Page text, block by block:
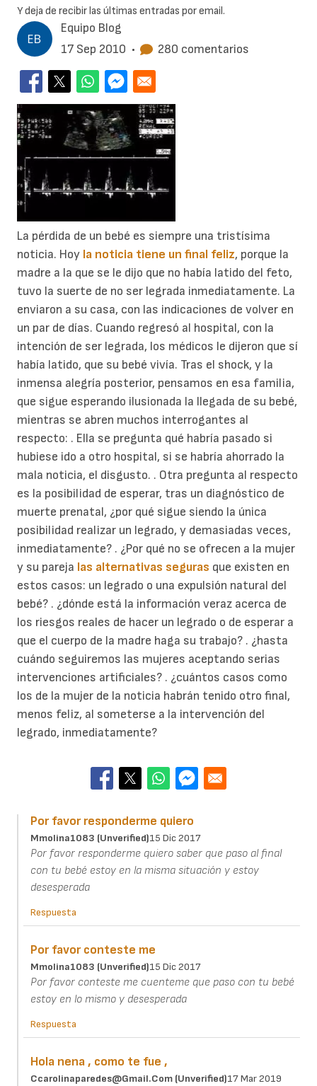
Equipo Blog
17 Sep 2010 • 280 comentarios
La pérdida de un bebé es siempre una tristísima
noticia. Hoy la noticia tiene un final feliz, porque la
madre a la que se le dijo que no había latido del feto,
tuvo la suerte de no ser legrada inmediatamente. La
enviaron a su casa, con las indicaciones de volver en
un par de días. Cuando regresó al hospital, con la
intención de ser legrada, los médicos le dijeron que sí
había latido, que su bebé vivía. Tras el shock, y la
inmensa alegría posterior, pensamos en esa familia,
que sigue esperando ilusionada la llegada de su bebé,
mientras se abren muchos interrogantes al
respecto: . Ella se pregunta qué habría pasado si
hubiese ido a otro hospital, si se habría ahorrado la
mala noticia, el disgusto. . Otra pregunta al respecto
es la posibilidad de esperar, tras un diagnóstico de
muerte prenatal, ¿por qué sigue siendo la única
posibilidad realizar un legrado, y demasiadas veces,
inmediatamente? . ¿Por qué no se ofrecen a la mujer
y su pareja las alternativas seguras que existen en
estos casos: un legrado o una expulsión natural del
bebé? . ¿dónde está la información veraz acerca de
los riesgos reales de hacer un legrado o de esperar a
que el cuerpo de la madre haga su trabajo? . ¿hasta
cuándo seguiremos las mujeres aceptando serias
intervenciones artificiales? . ¿cuántos casos como
los de la mujer de la noticia habrán tenido otro final,
menos feliz, al someterse a la intervención del
legrado, inmediatamente?
Por favor responderme quiero
Mmolina1083 (unverified)15 Dic 2017
Por favor responderme quiero saber que paso al final
con tu bebé estoy en la misma situación y estoy
desesperada
Respuesta
Por favor conteste me
Mmolina1083 (unverified)15 Dic 2017
Por favor conteste me cuenteme que paso con tu bebé
estoy en lo mismo y desesperada
Respuesta
Hola nena , como te fue ,
Ccarolinaparedes@gmail.com (unverified)17 Mar 2019
Y deja de recibir las últimas entradas por email.